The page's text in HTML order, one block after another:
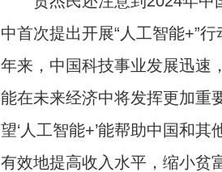
中首次提出开展“人工智能+”
年来，中国科技事业发展迅速
能在未来经济中将发挥更加重
望‘人工智能+’能帮助中国和其
有效地提高收入水平，缩小贫